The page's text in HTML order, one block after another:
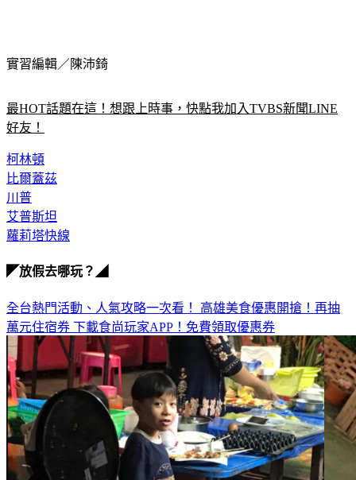
實習編輯／陳沛錡
最HOT話題在這！想跟上時事，快點我加入TVBS新聞LINE
好友！
柯林頓
比爾蓋茲
川普
艾普斯坦
蘿莉塔快線
◤放假去哪玩？◢
全台熱門活動、人氣攻略一次看！ 高雄美食優惠開搶！再抽
萬元住宿券 下載食尚玩家APP！免費領取優惠券